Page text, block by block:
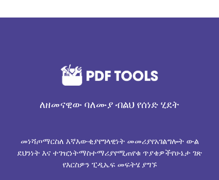
ለዘመናዊው ባለሙያ ብልህ የሰነድ ሂደት
መነሻጦማርስለ እኛእውቂያየግላዊነት መመሪያየአገልግሎት ውል
ደህንነት እና ተገዢነትማስተማሪያየሚጠየቁ ጥያቄዎችየሁኔታ ገጽ
የእርስዎን ፒዲኤፍ መፍትሄ ያግኙ